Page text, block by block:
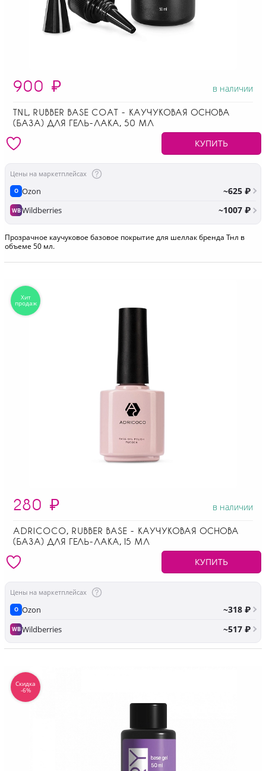
900 ₽ в наличии
TNL, RUBBER BASE COAT - КАУЧУКОВАЯ ОСНОВА
(БАЗА) ДЛЯ ГЕЛЬ-ЛАКА, 50 МЛ
КУПИТЬ
Цены на маркетплейсах
O Ozon ~625 ₽
WBWildberries ~1007 ₽
Прозрачное каучуковое базовое покрытие для шеллак бренда Тнл в
объеме 50 мл.
280 ₽ в наличии
ADRICOCO, RUBBER BASE - КАУЧУКОВАЯ ОСНОВА
(БАЗА) ДЛЯ ГЕЛЬ-ЛАКА, 15 МЛ
КУПИТЬ
Цены на маркетплейсах
O Ozon ~318 ₽
WBWildberries ~517 ₽
Скидка
-6%